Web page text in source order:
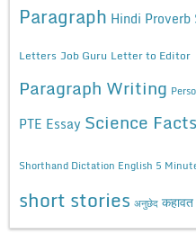
Paragraph Hindi Proverb
Letters Job Guru Letter to Editor
Paragraph Writing
PTE Essay Science Facts
Shorthand Dictation English 5
short stories अनुछेद कहावत